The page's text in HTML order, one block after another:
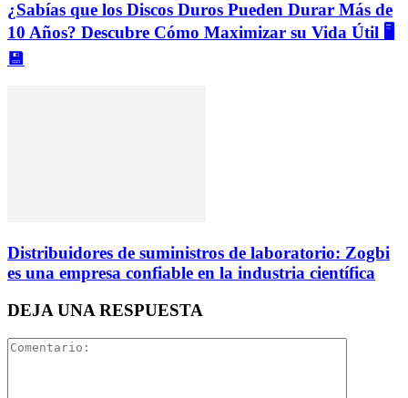
¿Sabías que los Discos Duros Pueden Durar Más de
10 Años? Descubre Cómo Maximizar su Vida Útil 🖥️
💾
Distribuidores de suministros de laboratorio: Zogbi
es una empresa confiable en la industria científica
DEJA UNA RESPUESTA